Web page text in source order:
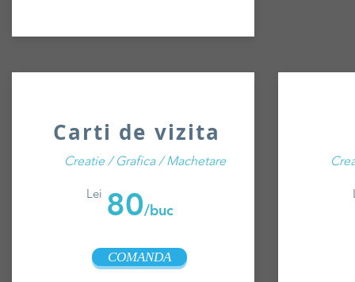
Carti de vizita
Creatie / Grafica / Machetare
Lei 80/buc
COMANDA